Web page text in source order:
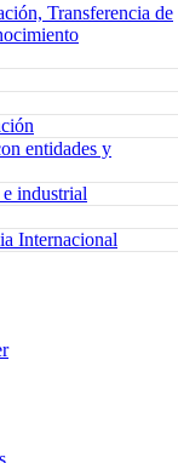
Transferencia de
entidades y
industrial
Internacional